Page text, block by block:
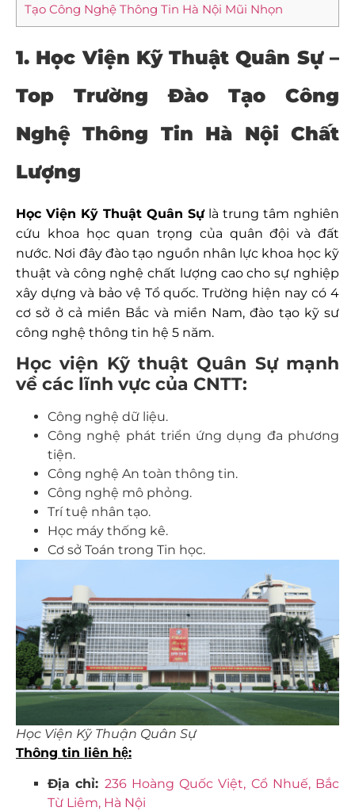
Tạo Công Nghệ Thông Tin Hà Nội Mũi Nhọn
1. Học Viện Kỹ Thuật Quân Sự –
Top Trường Đào Tạo Công
Nghệ Thông Tin Hà Nội Chất
Lượng
Học Viện Kỹ Thuật Quân Sựlà trung tâm nghiên
cứu khoa học quan trọng của quân đội và đất
nước. Nơi đây đào tạo nguồn nhân lực khoa học kỹ
thuật và công nghệ chất lượng cao cho sự nghiệp
xây dựng và bảo vệ Tổ quốc. Trường hiện nay có 4
cơ sở ở cả miền Bắc và miền Nam, đào tạo kỹ sư
công nghệ thông tin hệ 5 năm.
Học viện Kỹ thuật Quân Sự mạnh
về các lĩnh vực của CNTT:
Công nghệ dữ liệu.
Công nghệ phát triển ứng dụng đa phương
tiện.
Công nghệ An toàn thông tin.
Công nghệ mô phỏng.
Trí tuệ nhân tạo.
Học máy thống kê.
Cơ sở Toán trong Tin học.
Học Viện Kỹ Thuận Quân Sự
Thông tin liên hệ:
Địa chỉ: 236 Hoàng Quốc Việt, Cổ Nhuế, Bắc
Từ Liêm, Hà Nội